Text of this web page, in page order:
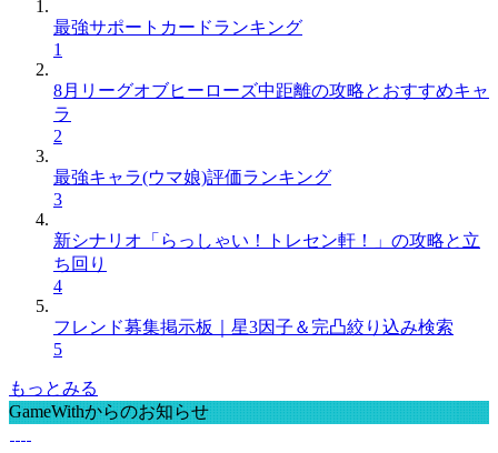
最強サポートカードランキング
1
8月リーグオブヒーローズ中距離の攻略とおすすめキャ
ラ
2
最強キャラ(ウマ娘)評価ランキング
3
新シナリオ「らっしゃい！トレセン軒！」の攻略と立
ち回り
4
フレンド募集掲示板｜星3因子＆完凸絞り込み検索
5
もっとみる
GameWithからのお知らせ